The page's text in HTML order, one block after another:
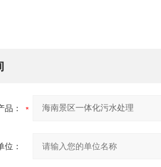
品：
位：